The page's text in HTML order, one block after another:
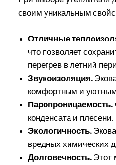
своим уникальным
Отличные
что позволяет
перегрев в летний
Звукоизоляция.
комфортным и
Паропроницаемость.
конденсата и плесени.
Экологичность.
вредных химических
Долговечность. Этот